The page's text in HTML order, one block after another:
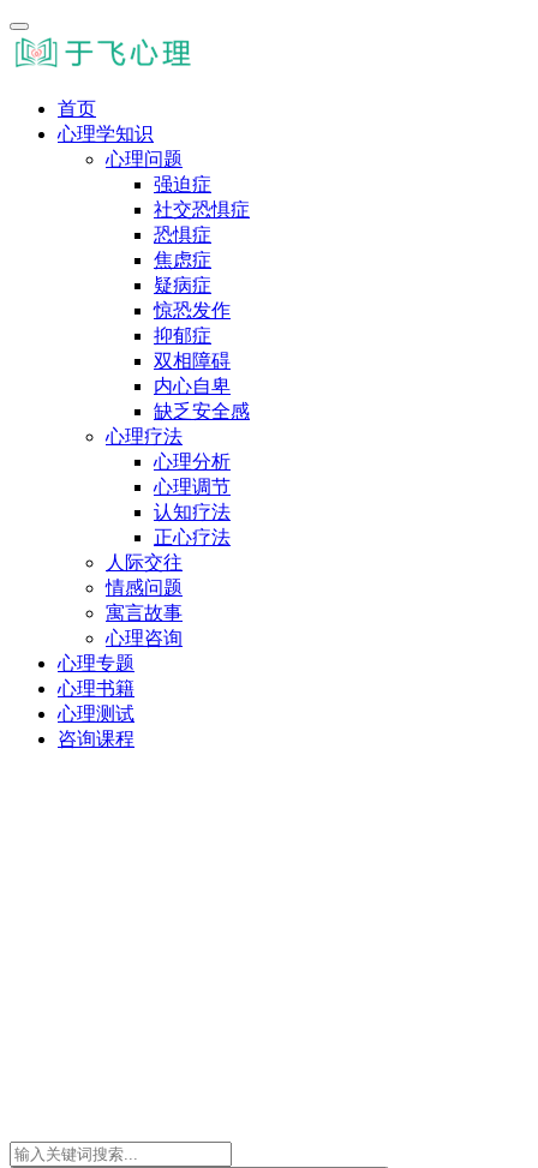
首页
心理学知识
心理问题
强迫症
社交恐惧症
恐惧症
焦虑症
疑病症
惊恐发作
抑郁症
双相障碍
内心自卑
缺乏安全感
心理疗法
心理分析
心理调节
认知疗法
正心疗法
人际交往
情感问题
寓言故事
心理咨询
心理专题
心理书籍
心理测试
咨询课程